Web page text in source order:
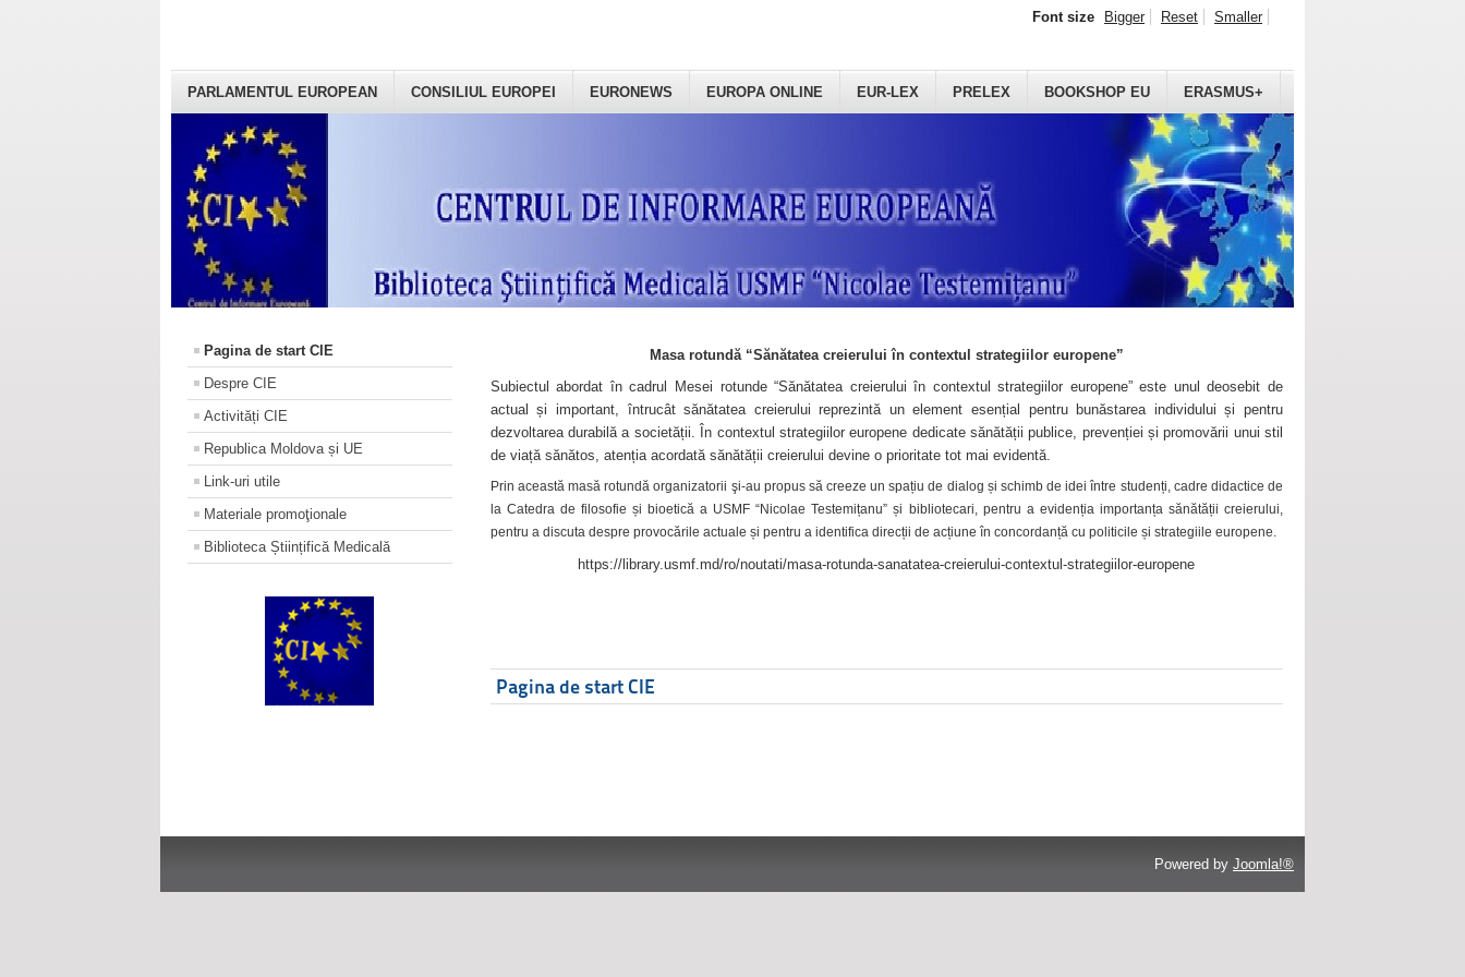
PARLAMENTUL EUROPEAN CONSILIUL EUROPEI EURONEWS EUROPA ONLINE EUR-LEX PRELEX BOOKSHOP EU ERASMUS+
Font size Bigger Reset Smaller
Pagina de start CIE
Despre CIE
Activități CIE
Republica Moldova și UE
Link-uri utile
Materiale promoţionale
Biblioteca Științifică Medicală
Masa rotundă “Sănătatea creierului în contextul strategiilor europene”
Subiectul abordat în cadrul Mesei rotunde “Sănătatea creierului în contextul strategiilor europene” este unul deosebit de
actual și important, întrucât sănătatea creierului reprezintă un element esențial pentru bunăstarea individului și pentru
dezvoltarea durabilă a societății. În contextul strategiilor europene dedicate sănătății publice, prevenției și promovării unui stil
de viață sănătos, atenția acordată sănătății creierului devine o prioritate tot mai evidentă.
Prin această masă rotundă organizatorii şi-au propus să creeze un spațiu de dialog și schimb de idei între studenți, cadre didactice de
la Catedra de filosofie și bioetică a USMF “Nicolae Testemițanu” și bibliotecari, pentru a evidenția importanța sănătății creierului,
pentru a discuta despre provocările actuale și pentru a identifica direcții de acțiune în concordanță cu politicile și strategiile europene.
https://library.usmf.md/ro/noutati/masa-rotunda-sanatatea-creierului-contextul-strategiilor-europene
Pagina de start CIE
Powered by Joomla!®